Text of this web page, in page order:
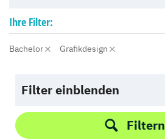
Ihre Filter:
Bachelor Grafikdesign
Filter einblenden
Filtern